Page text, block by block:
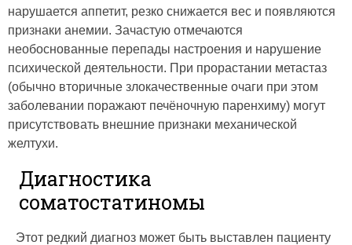
нарушается аппетит, резко снижается вес и появляются
признаки анемии. Зачастую отмечаются
необоснованные перепады настроения и нарушение
психической деятельности. При прорастании метастаз
(обычно вторичные злокачественные очаги при этом
заболевании поражают печёночную паренхиму) могут
присутствовать внешние признаки механической
желтухи.
Диагностика
соматостатиномы
Этот редкий диагноз может быть выставлен пациенту